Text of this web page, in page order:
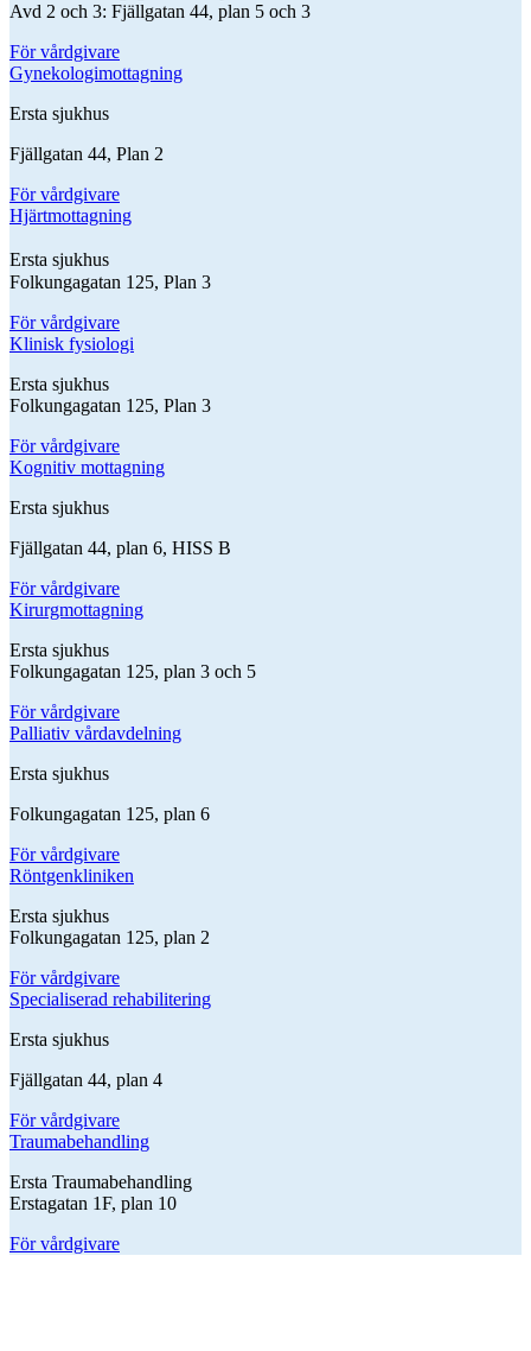
Avd 2 och 3: Fjällgatan 44, plan 5 och 3
För vårdgivare
Gynekologimottagning
Ersta sjukhus
Fjällgatan 44, Plan 2
För vårdgivare
Hjärtmottagning
Ersta sjukhus
Folkungagatan 125, Plan 3
För vårdgivare
Klinisk fysiologi
Ersta sjukhus
Folkungagatan 125, Plan 3
För vårdgivare
Kognitiv mottagning
Ersta sjukhus
Fjällgatan 44, plan 6, HISS B
För vårdgivare
Kirurgmottagning
Ersta sjukhus
Folkungagatan 125, plan 3 och 5
För vårdgivare
Palliativ vårdavdelning
Ersta sjukhus
Folkungagatan 125, plan 6
För vårdgivare
Röntgenkliniken
Ersta sjukhus
Folkungagatan 125, plan 2
För vårdgivare
Specialiserad rehabilitering
Ersta sjukhus
Fjällgatan 44, plan 4
För vårdgivare
Traumabehandling
Ersta Traumabehandling
Erstagatan 1F, plan 10
För vårdgivare